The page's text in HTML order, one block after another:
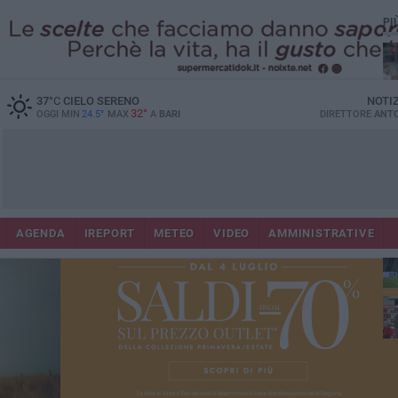
37°CCIELO SERENO
OGGI MIN 24.5° MAX 32° A BARI DIRETTORE
AGENDA IREPORT METEO VIDEO AMMINISTRATIVE